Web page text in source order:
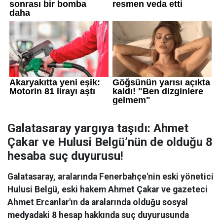
Galatasaray yargıya taşıdı: Ahmet
Çakar ve Hulusi Belgü’nün de olduğu 8
hesaba suç duyurusu!
Galatasaray, aralarında Fenerbahçe'nin eski yönetici
Hulusi Belgü, eski hakem Ahmet Çakar ve gazeteci
Ahmet Ercanlar'ın da aralarında olduğu sosyal
medyadaki 8 hesap hakkında suç duyurusunda